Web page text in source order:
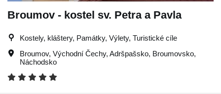
Broumov - kostel sv. Petra a Pavla
Kostely, kláštery, Památky, Výlety, Turistické cíle
Broumov, Východní Čechy, Adršpašsko, Broumovsko,
Náchodsko